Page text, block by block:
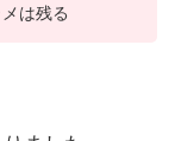
は残る